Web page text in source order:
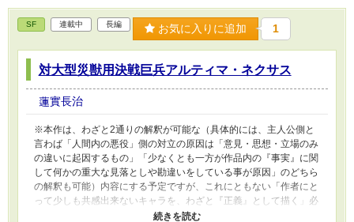
SF 連載中 長編 お気に入りに追加 1
対大型災獣用決戦巨兵アルティマ・ネクサス
蓮實長治
※本作は、わざと2通りの解釈が可能な（具体的には、主人公側と
言わば「人間内の悪役」側の対立の原因は「意見・思想・立場のみ
の違いに起因するもの」「少なくとも一方が作品内の『事実』に関
して何かの重大な見落としや勘違いをしている事が原因」のどちら
の解釈も可能）内容にする予定ですが、これにともない「作者にと
って少しも共感出来ないキャラを、わざと『正義』として描く」必
要が出る可能性も有ります。もし、本作が、ある程度のPV数が有